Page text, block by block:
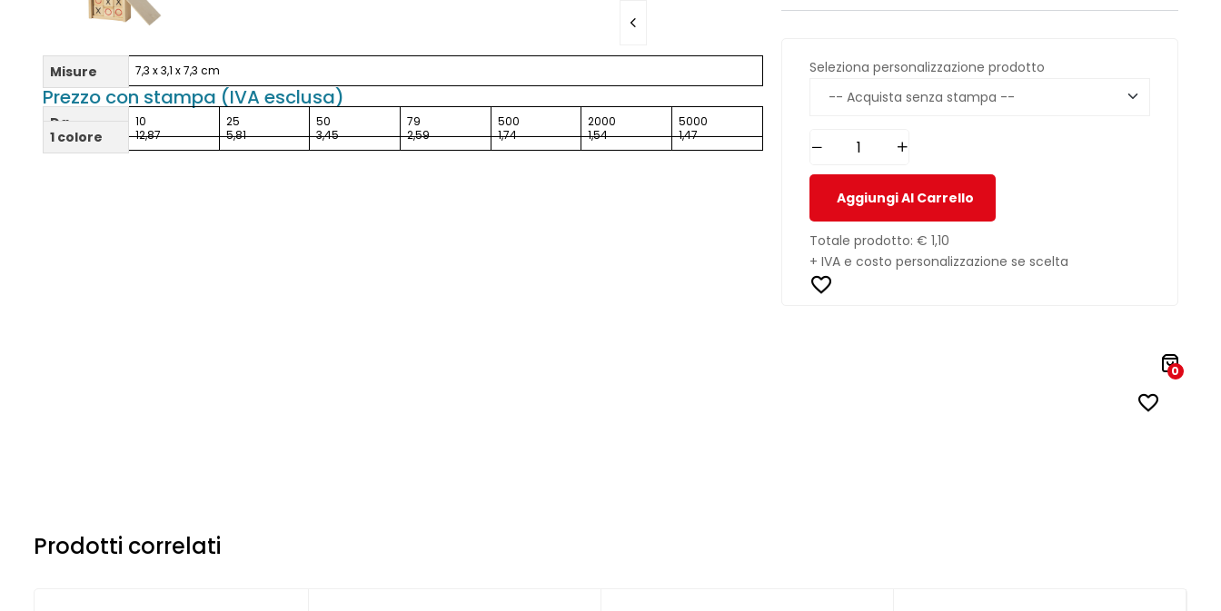
Misure 7,3 x 3,1 x 7,3 cm
Prezzo con stampa (IVA esclusa)
Da 10 25 50 79 500 2000 5000
1 colore 12,87 5,81 3,45 2,59 1,74 1,54 1,47
Seleziona personalizzazione prodotto
Aggiungi Al Carrello
Totale prodotto: € 1,10
+ IVA e costo personalizzazione se scelta
0
Prodotti correlati